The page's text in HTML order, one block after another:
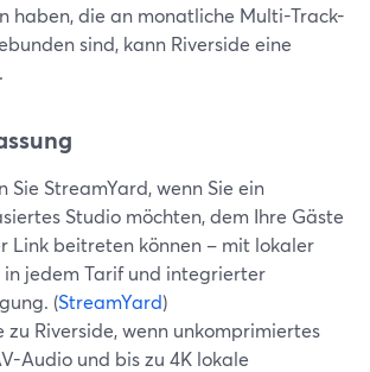
haben, die an monatliche Multi-Track-
sind, kann Riverside eine
Sie StreamYard, wenn Sie ein
Studio möchten, dem Ihre Gäste
Link beitreten können – mit lokaler
in jedem Tarif und integrierter
(StreamYard)
zu Riverside, wenn unkomprimiertes
Audio und bis zu 4K lokale